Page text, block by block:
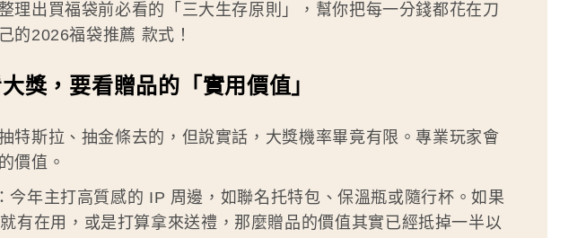
理出買福袋前必看的「三大生存原則」，幫你把每一分錢都花在刀
的2026福袋推薦 款式！
獎，要看贈品的「實用價值」
特斯拉、抽金條去的，但說實話，大獎機率畢竟有限。專業玩家會
價值。
：今年主打高質感的 IP 周邊，如聯名托特包、保溫瓶或隨行杯。如果
有在用，或是打算拿來送禮，那麼贈品的價值其實已經抵掉一半以